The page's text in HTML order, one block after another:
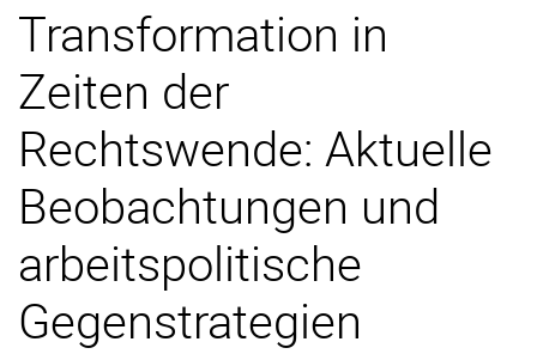
Alle Veranstaltungen
Veranstaltungsarchiv
Transformation in
Zeiten der
Rechtswende: Aktuelle
Beobachtungen und
arbeitspolitische
Gegenstrategien